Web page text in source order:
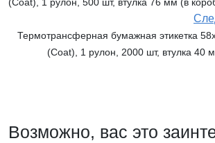
(Coat), 1 рулон, 500 шт, втулка 76 мм (в
Термотрансферная бумажная этикетка
(Coat), 1 рулон, 2000 шт, втулка 40
Возможно, вас это